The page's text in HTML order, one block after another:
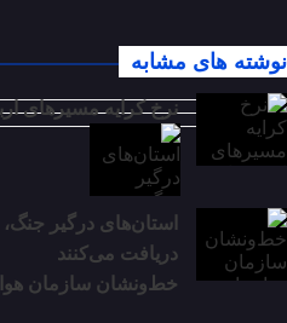
نوشته های مشابه
نرخ کرایه مسیرهای
استان‌های درگیر
دریافت می‌کنند
خط‌ونشان سازمان